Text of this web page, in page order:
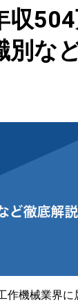
収
な
機械業界に